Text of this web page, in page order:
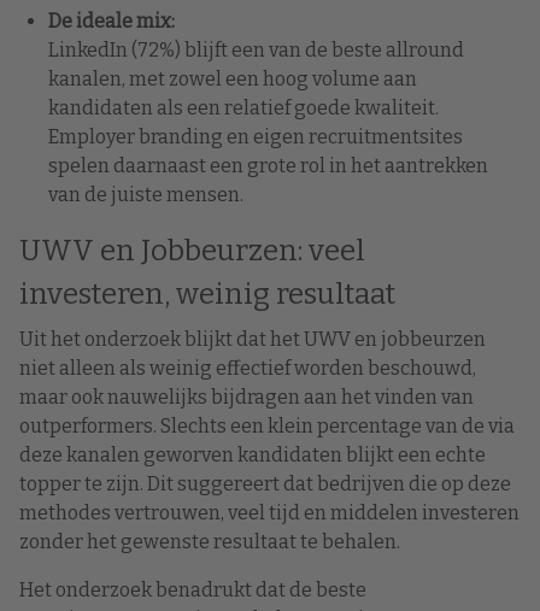
De ideale mix:
LinkedIn (72%) blijft een van de beste allround
kanalen, met zowel een hoog volume aan
kandidaten als een relatief goede kwaliteit.
Employer branding en eigen recruitmentsites
spelen daarnaast een grote rol in het aantrekken
van de juiste mensen.
UWV en Jobbeurzen: veel
investeren, weinig resultaat
Uit het onderzoek blijkt dat het UWV en jobbeurzen
niet alleen als weinig effectief worden beschouwd,
maar ook nauwelijks bijdragen aan het vinden van
outperformers. Slechts een klein percentage van de via
deze kanalen geworven kandidaten blijkt een echte
topper te zijn. Dit suggereert dat bedrijven die op deze
methodes vertrouwen, veel tijd en middelen investeren
zonder het gewenste resultaat te behalen.
Het onderzoek benadrukt dat de beste